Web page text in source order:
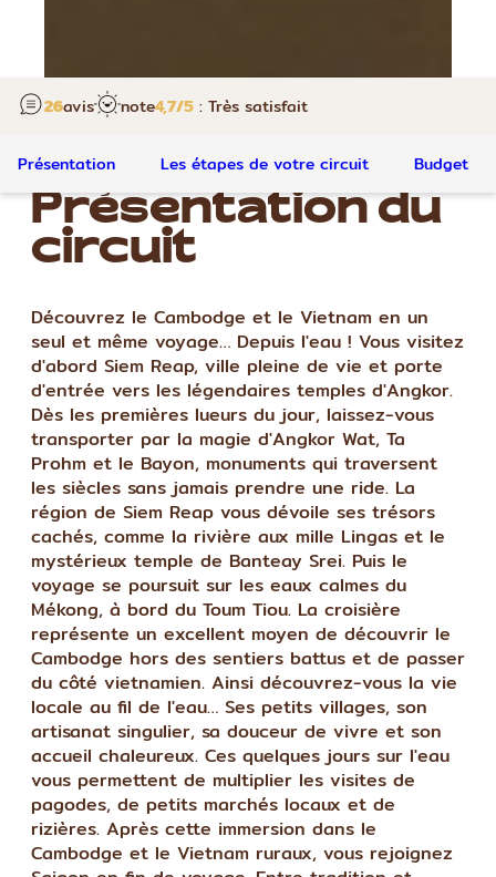
Présentation Les étapes de votre circuit Budget
26avis note4,7/5 : Très satisfait
Présentation du
circuit
Découvrez le Cambodge et le Vietnam en un
seul et même voyage… Depuis l'eau ! Vous visitez
d'abord Siem Reap, ville pleine de vie et porte
d'entrée vers les légendaires temples d'Angkor.
Dès les premières lueurs du jour, laissez-vous
transporter par la magie d'Angkor Wat, Ta
Prohm et le Bayon, monuments qui traversent
les siècles sans jamais prendre une ride. La
région de Siem Reap vous dévoile ses trésors
cachés, comme la rivière aux mille Lingas et le
mystérieux temple de Banteay Srei. Puis le
voyage se poursuit sur les eaux calmes du
Mékong, à bord du Toum Tiou. La croisière
représente un excellent moyen de découvrir le
Cambodge hors des sentiers battus et de passer
du côté vietnamien. Ainsi découvrez-vous la vie
locale au fil de l'eau… Ses petits villages, son
artisanat singulier, sa douceur de vivre et son
accueil chaleureux. Ces quelques jours sur l'eau
vous permettent de multiplier les visites de
pagodes, de petits marchés locaux et de
rizières. Après cette immersion dans le
Cambodge et le Vietnam ruraux, vous rejoignez